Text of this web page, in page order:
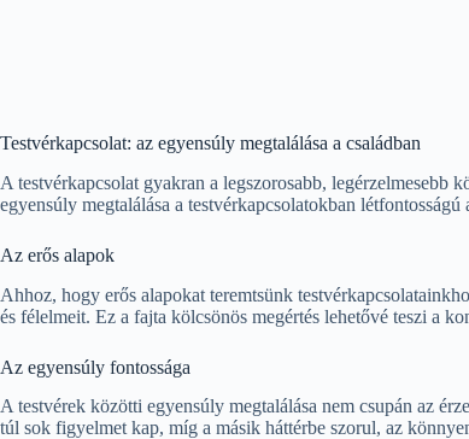
Testvérkapcsolat: az egyensúly megtalálása a családban
A testvérkapcsolat gyakran a legszorosabb,
egyensúly megtalálása a testvérkapcsolatokban
Az erős alapok
Ahhoz, hogy erős alapokat teremtsünk
és félelmeit. Ez a fajta kölcsönös megértés lehetővé teszi a
Az egyensúly fontossága
A testvérek közötti egyensúly megtalálása nem csupán az
túl sok figyelmet kap, míg a másik háttérbe szorul, az